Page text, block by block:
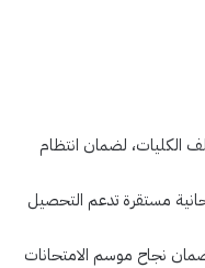
الكليات، لضمان انتظام
مستقرة تدعم التحصيل
نجاح موسم الامتحانات